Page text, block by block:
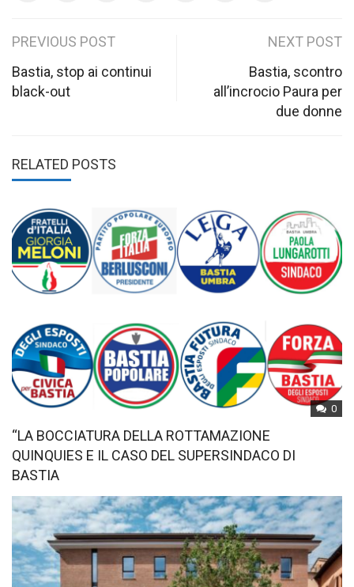
Post
navigation
PREVIOUS POST
Bastia, stop ai continui
black-out
NEXT POST
Bastia, scontro
all’incrocio Paura per
due donne
RELATED POSTS
0
“LA BOCCIATURA DELLA ROTTAMAZIONE
QUINQUIES E IL CASO DEL SUPERSINDACO DI
BASTIA